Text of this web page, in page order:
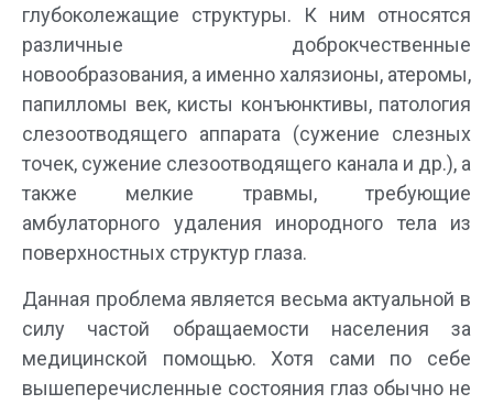
глубоколежащие структуры. К ним относятся
различные доброкчественные
новообразования, а именно халязионы, атеромы,
папилломы век, кисты конъюнктивы, патология
слезоотводящего аппарата (сужение слезных
точек, сужение слезоотводящего канала и др.), а
также мелкие травмы, требующие
амбулаторного удаления инородного тела из
поверхностных структур глаза.
Данная проблема является весьма актуальной в
силу частой обращаемости населения за
медицинской помощью. Хотя сами по себе
вышеперечисленные состояния глаз обычно не